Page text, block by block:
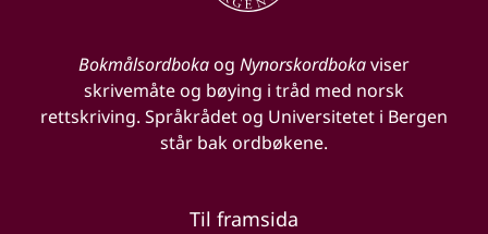
Bokmålsordbokaog Nynorskordbokaviser
skrivemåte og bøying i tråd med norsk
rettskriving. Språkrådet og Universitetet i Bergen
står bak ordbøkene.
Til framsida